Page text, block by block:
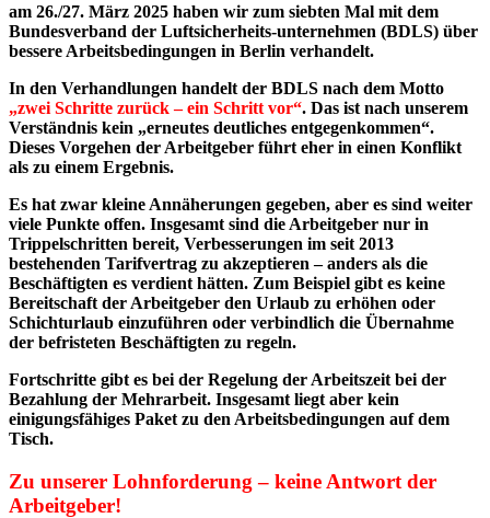
am 26./27. März 2025 haben wir zum siebten Mal mit dem
Bundesverband der Luftsicherheits-unternehmen (BDLS) über
bessere Arbeitsbedingungen in Berlin verhandelt.
In den Verhandlungen handelt der BDLS nach dem Motto
„zwei Schritte zurück – ein Schritt vor“. Das ist nach unserem
Verständnis kein „erneutes deutliches entgegenkommen“.
Dieses Vorgehen der Arbeitgeber führt eher in einen Konflikt
als zu einem Ergebnis.
Es hat zwar kleine Annäherungen gegeben, aber es sind weiter
viele Punkte offen. Insgesamt sind die Arbeitgeber nur in
Trippelschritten bereit, Verbesserungen im seit 2013
bestehenden Tarifvertrag zu akzeptieren – anders als die
Beschäftigten es verdient hätten. Zum Beispiel gibt es keine
Bereitschaft der Arbeitgeber den Urlaub zu erhöhen oder
Schichturlaub einzuführen oder verbindlich die Übernahme
der befristeten Beschäftigten zu regeln.
Fortschritte gibt es bei der Regelung der Arbeitszeit bei der
Bezahlung der Mehrarbeit. Insgesamt liegt aber kein
einigungsfähiges Paket zu den Arbeitsbedingungen auf dem
Tisch.
Zu unserer Lohnforderung – keine Antwort der
Arbeitgeber!